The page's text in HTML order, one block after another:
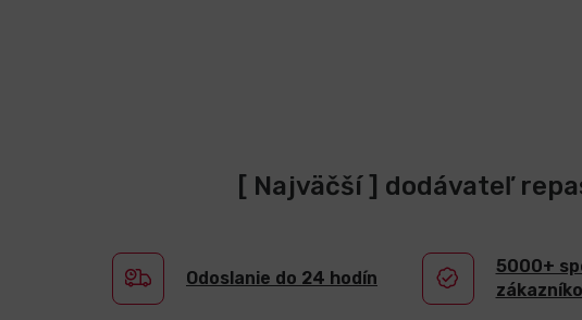
[ Najväčší ] dodávateľ
Odoslanie do 24 hodín
5000+